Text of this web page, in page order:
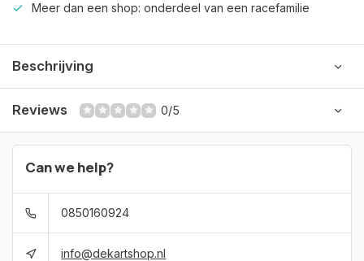
Meer dan een shop: onderdeel van een racefamilie
Beschrijving
Reviews 0/5
Can we help?
0850160924
info@dekartshop.nl